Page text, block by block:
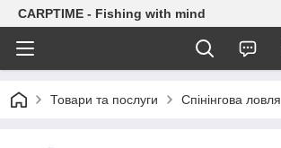
CARPTIME - Fishing with mind
Товари та послуги Спінінгова ловля